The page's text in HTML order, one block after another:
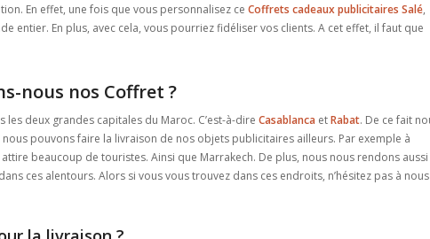
En effet, une fois que vous personnalisez ce Coffrets cadeaux publicitaires Salé,
entier. En plus, avec cela, vous pourriez fidéliser vos clients. A cet effet, il faut que
nous nos Coffret ?
les deux grandes capitales du Maroc. C’est-à-dire Casablanca etRabat. De ce fait
pouvons faire la livraison de nos objets publicitaires ailleurs. Par exemple à
attire beaucoup de touristes. Ainsi que Marrakech. De plus, nous nous rendons aussi
ces alentours. Alors si vous vous trouvez dans ces endroits, n’hésitez pas à nous